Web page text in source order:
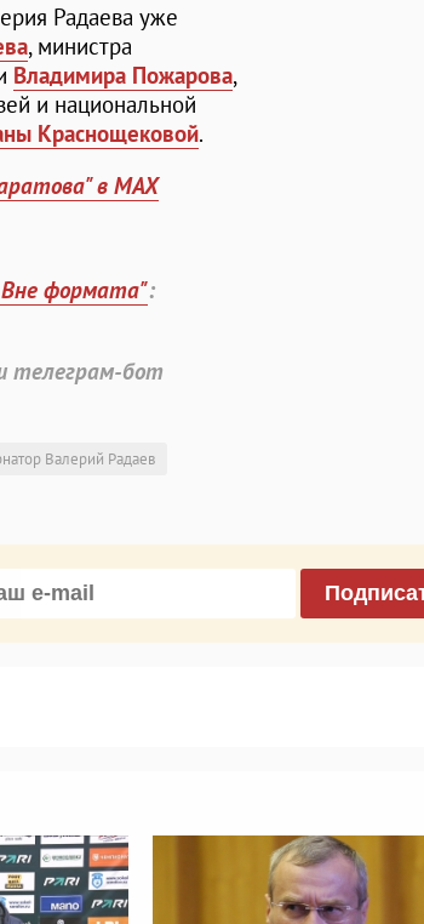
Радаева уже
, министра
Владимира Пожарова,
и национальной
Краснощековой.
в MAX
Вне формата":
телеграм-бот
Валерий Радаев